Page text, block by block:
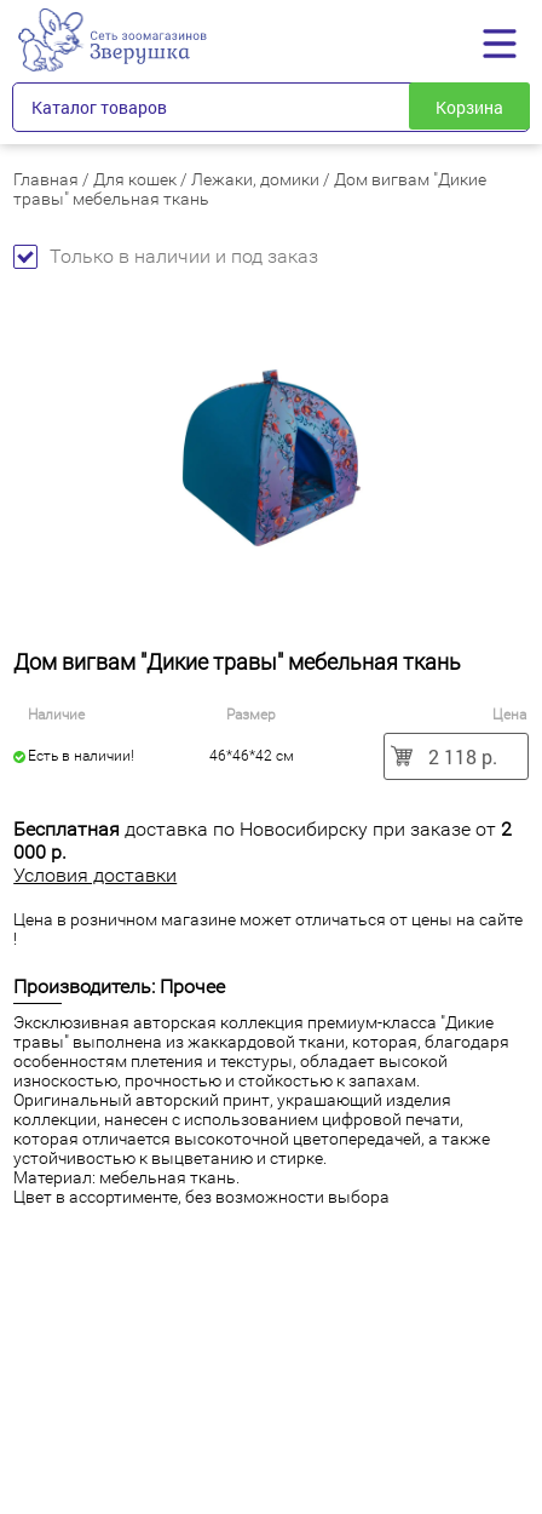
Каталог товаров Корзина
Главная / Для кошек / Лежаки, домики / Дом вигвам "Дикие
травы" мебельная ткань
Только в наличии и под заказ
Дом вигвам "Дикие травы" мебельная ткань
Наличие Размер Цена
Есть в наличии! 46*46*42 см 2 118 р.
Бесплатная доставка по Новосибирску при заказе от 2
000 р.
Условия доставки
Цена в розничном магазине может отличаться от цены на сайте
!
Производитель: Прочее
Эксклюзивная авторская коллекция премиум-класса "Дикие
травы" выполнена из жаккардовой ткани, которая, благодаря
особенностям плетения и текстуры, обладает высокой
износкостью, прочностью и стойкостью к запахам.
Оригинальный авторский принт, украшающий изделия
коллекции, нанесен с использованием цифровой печати,
которая отличается высокоточной цветопередачей, а также
устойчивостью к выцветанию и стирке.
Материал: мебельная ткань.
Цвет в ассортименте, без возможности выбора